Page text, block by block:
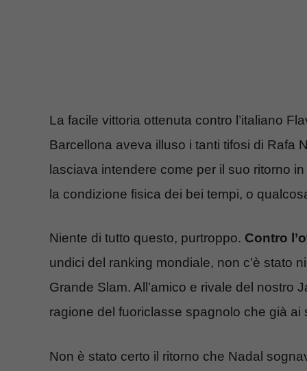
La facile vittoria ottenuta contro l’italiano
Barcellona aveva illuso i tanti tifosi di Rafa
lasciava intendere come per il suo ritorno
la condizione fisica dei bei tempi, o
Niente di tutto questo, purtroppo. Contro
undici del ranking mondiale, non c’è stato
Grande Slam. All’amico e rivale del nostro
ragione del fuoriclasse spagnolo che già
Non è stato certo il ritorno che Nadal